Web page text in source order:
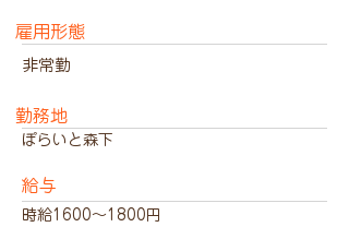
雇用形態
非常勤
勤務地
ぽらいと森下
給与
時給1600～1800円